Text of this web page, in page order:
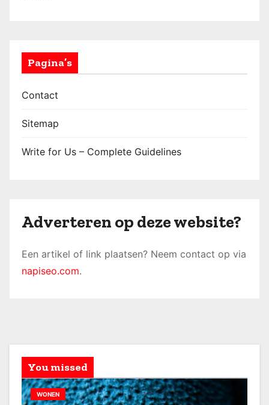
Pagina’s
Contact
Sitemap
Write for Us – Complete Guidelines
Adverteren op deze website?
Een artikel of link plaatsen? Neem contact op via
napiseo.com.
You missed
WONEN